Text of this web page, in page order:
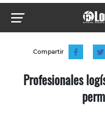
Compartir
Profesionales